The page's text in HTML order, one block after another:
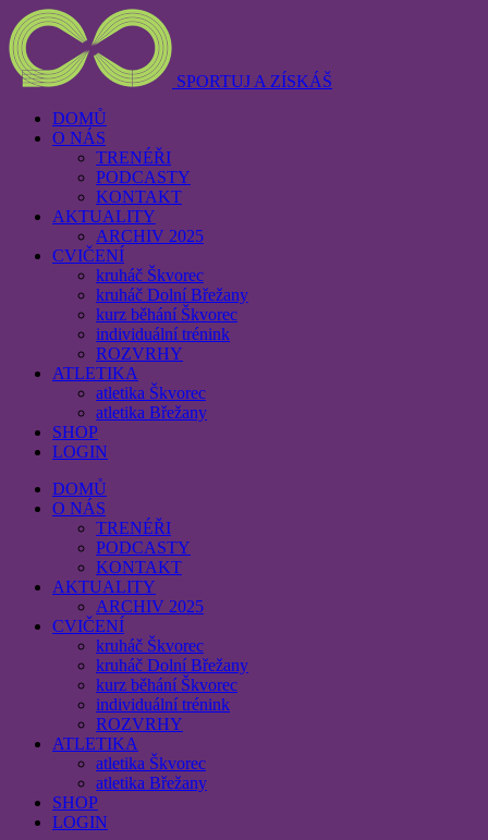
SPORTUJ A ZÍSKÁŠ
DOMŮ
O NÁS
TRENÉŘI
PODCASTY
KONTAKT
AKTUALITY
ARCHIV 2025
CVIČENÍ
kruháč Škvorec
kruháč Dolní Břežany
kurz běhání Škvorec
individuální trénink
ROZVRHY
ATLETIKA
atletika Škvorec
atletika Břežany
SHOP
LOGIN
DOMŮ
O NÁS
TRENÉŘI
PODCASTY
KONTAKT
AKTUALITY
ARCHIV 2025
CVIČENÍ
kruháč Škvorec
kruháč Dolní Břežany
kurz běhání Škvorec
individuální trénink
ROZVRHY
ATLETIKA
atletika Škvorec
atletika Břežany
SHOP
LOGIN